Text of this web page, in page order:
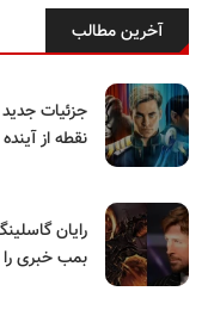
آخرین مطالب
جزئیات
نقطه از آینده
رایان
بمب خبری